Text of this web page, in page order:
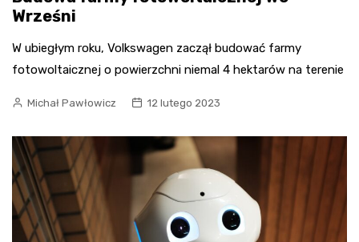
Wrześni
W ubiegłym roku, Volkswagen zaczął budować farmy
fotowoltaicznej o powierzchni niemal 4 hektarów na terenie
Michał Pawłowicz 12 lutego 2023